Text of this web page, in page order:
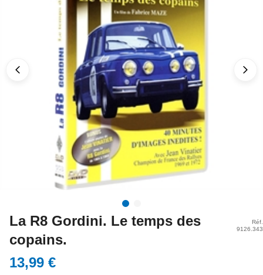
La R8 Gordini. Le temps des
copains.
Réf.
9126.343
13,99 €